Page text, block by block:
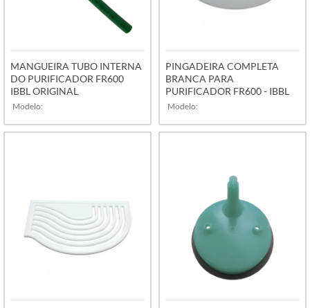
MANGUEIRA TUBO INTERNA
DO PURIFICADOR FR600
IBBL ORIGINAL
Modelo:
PINGADEIRA COMPLETA
BRANCA PARA
PURIFICADOR FR600 - IBBL
Modelo:
VER MAIS